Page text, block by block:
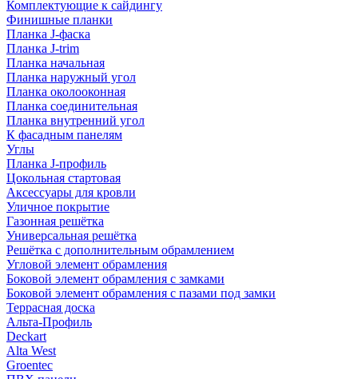
Комплектующие к сайдингу
Финишные планки
Планка J-фаска
Планка J-trim
Планка начальная
Планка наружный угол
Планка околооконная
Планка соединительная
Планка внутренний угол
К фасадным панелям
Углы
Планка J-профиль
Цокольная стартовая
Аксессуары для кровли
Уличное покрытие
Газонная решётка
Универсальная решётка
Решётка с дополнительным обрамлением
Угловой элемент обрамления
Боковой элемент обрамления с замками
Боковой элемент обрамления с пазами под замки
Террасная доска
Альта-Профиль
Deckart
Alta West
Groentec